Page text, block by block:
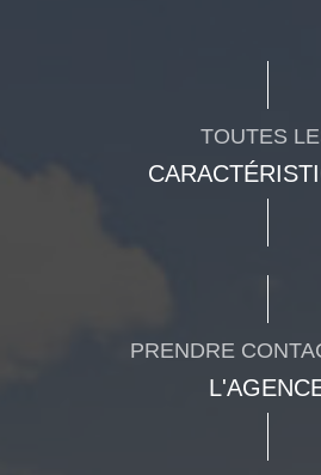
TOUTES
PRENDRE